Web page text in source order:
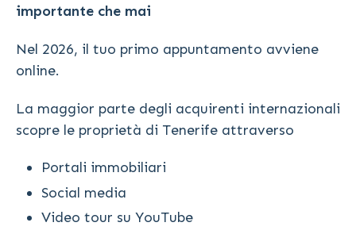
importante che mai
Nel 2026, il tuo primo appuntamento avviene
online.
La maggior parte degli acquirenti internazionali
scopre le proprietà di Tenerife attraverso
Portali immobiliari
Social media
Video tour su YouTube